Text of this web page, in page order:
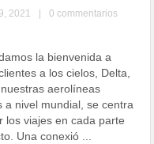
2021
0 commentarios
la bienvenida a
a los cielos, Delta,
aerolíneas
a nivel mundial, se centra
los viajes en cada parte
Una conexió ...